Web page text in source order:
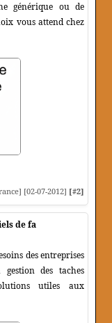
générique ou de
vous attend chez
[02-07-2012] [#2]
de fa
des entreprises
des taches
utiles aux